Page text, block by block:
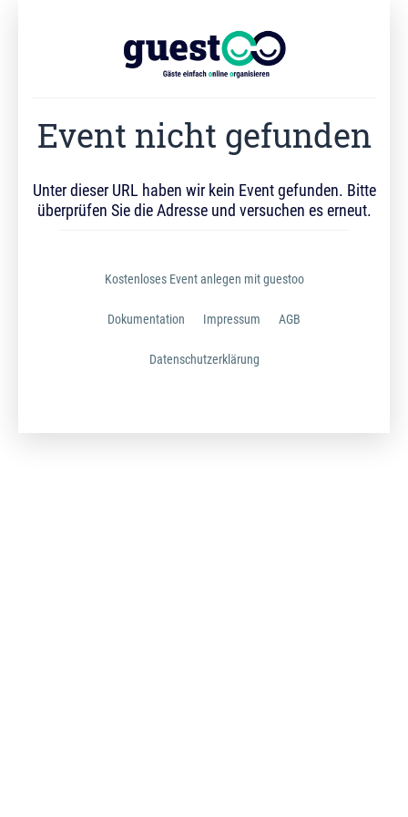
Event nicht gefunden
Unter dieser URL haben wir kein Event gefunden. Bitte
überprüfen Sie die Adresse und versuchen es erneut.
Kostenloses Event anlegen mit guestoo
Dokumentation Impressum AGB
Datenschutzerklärung